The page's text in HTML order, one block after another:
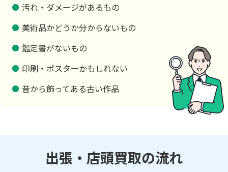
汚れ・ダメージがあるもの
美術品かどうか分からないもの
鑑定書がないもの
印刷・ポスターかもしれない
昔から飾ってある古い作品
出張・店頭買取の流れ